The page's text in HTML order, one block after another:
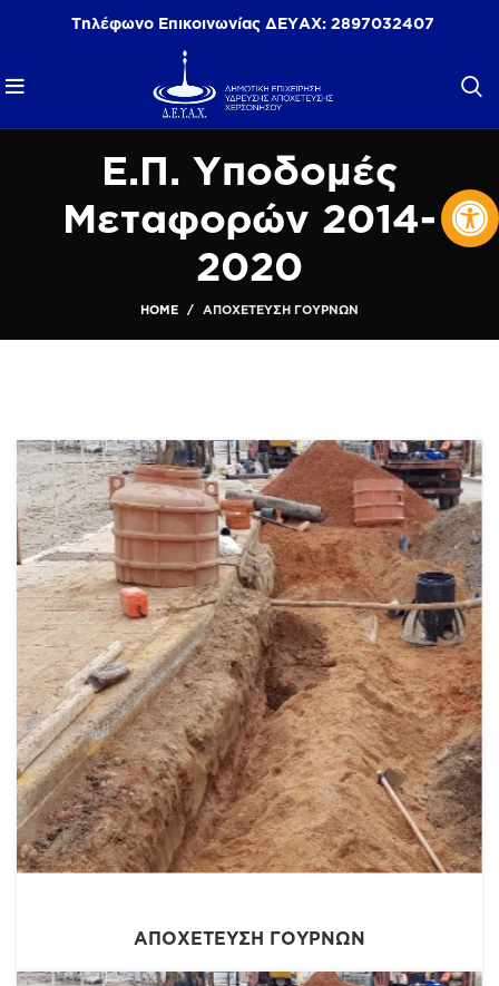
Τηλέφωνο Επικοινωνίας ΔΕΥΑΧ: 2897032407
Ε.Π. Υποδομές
Μεταφορών 2014-
2020
HOME ΑΠΟΧΈΤΕΥΣΗ ΓΟΥΡΝΏΝ
ΑΠΟΧΈΤΕΥΣΗ ΓΟΥΡΝΏΝ